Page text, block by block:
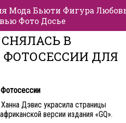
Мода Бьюти Фигура
Фото Досье
В
ДЛЯ
Фотосессии
Дэвис украсила страницы
версии издания «GQ».